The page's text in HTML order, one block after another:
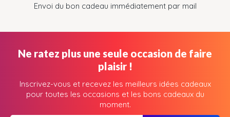
Envoi du bon cadeau immédiatement par mail
Ne ratez plus une seule occasion de faire
plaisir !
Inscrivez-vous et recevez les meilleurs idées cadeaux
pour toutes les occasions et les bons cadeaux du
moment.